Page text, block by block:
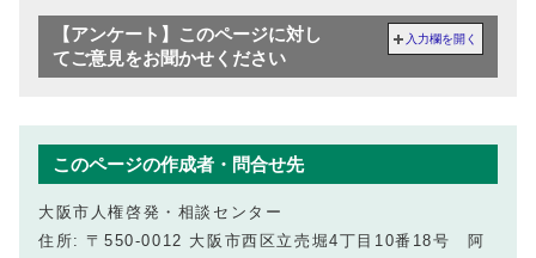
【アンケート】このページに対し
てご意見をお聞かせください
入力欄を開く
このページの作成者・問合せ先
大阪市人権啓発・相談センター
住所: 〒550-0012 大阪市西区立売堀4丁目10番18号 阿